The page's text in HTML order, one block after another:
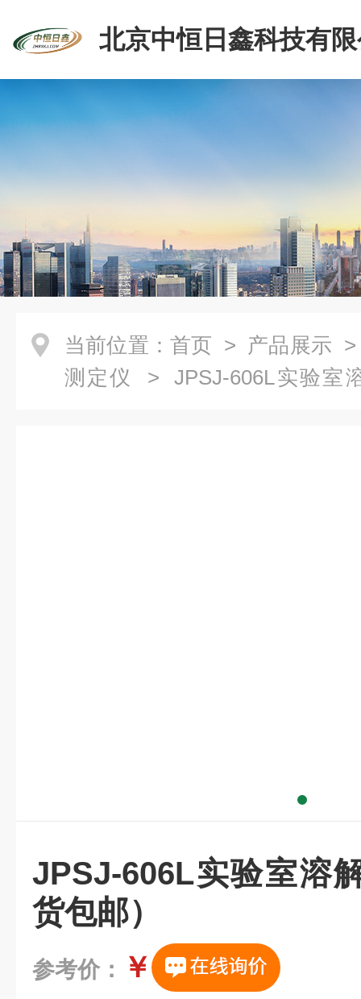
北京中恒日鑫科技有
当前位置： 首页 > 产品展示
测定仪
> JPSJ-606L实验室
JPSJ-606L实验室溶
货包邮）
参考价： ￥